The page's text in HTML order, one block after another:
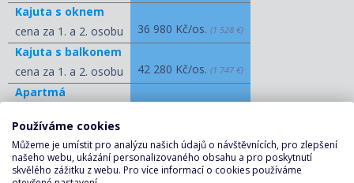
Kajuta s oknem
cena za 1. a 2. osobu
36 980 Kč/os. (1 528 €)
Kajuta s balkonem
cena za 1. a 2. osobu
42 280 Kč/os. (1 747 €)
Apartmá
ZOBRAZIT OSTATNÍ CENY
Používáme cookies
Můžeme je umístit pro analýzu našich údajů o návštěvnících, pro zlepšení
našeho webu, ukázání personalizovaného obsahu a pro poskytnutí
skvělého zážitku z webu. Pro více informací o cookies používáme